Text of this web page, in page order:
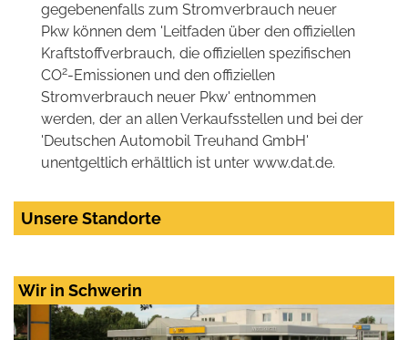
gegebenenfalls zum Stromverbrauch neuer
Pkw können dem 'Leitfaden über den offiziellen
Kraftstoffverbrauch, die offiziellen spezifischen
CO2-Emissionen und den offiziellen
Stromverbrauch neuer Pkw' entnommen
werden, der an allen Verkaufsstellen und bei der
'Deutschen Automobil Treuhand GmbH'
unentgeltlich erhältlich ist unter www.dat.de.
Unsere Standorte
Wir in Schwerin